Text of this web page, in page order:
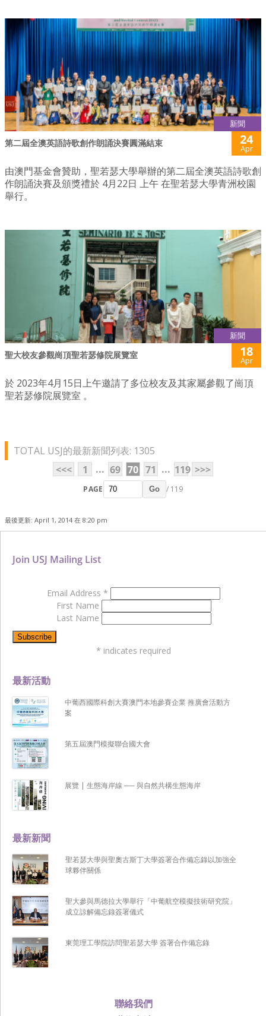
新聞
第二屆全澳英語詩歌創作朗誦決賽圓滿結束 24
Apr
由澳門基金會贊助，聖若瑟大學舉辦的第二屆全澳英語詩歌創
作朗誦決賽及頒獎禮於 4月22日 上午 在聖若瑟大學青洲校園
舉行。
新聞
聖大校友參觀崗頂聖若瑟修院展覽室 18
Apr
於 2023年4月15日上午邀請了多位校友及其家屬參觀了崗頂
聖若瑟修院展覽室 。
TOTAL USJ的最新新聞列表: 1305
<<<
1 ... 69 70 71 ... 119 >>>
PAGE Go / 119
最後更新: April 1, 2014 在 8:20 pm
聯絡我們
最新新聞
聖若瑟大學與聖奧古斯丁大學簽署合作備忘錄以加強全
球夥伴關係
聖大參與馬德拉大學舉行「中葡航空模擬技術研究院」
成立諒解備忘錄簽署儀式
東莞理工學院訪問聖若瑟大學 簽署合作備忘錄
最新活動
中葡西國際科創大賽澳門本地參賽企業 推廣會活動方
案
第五屆澳門模擬聯合國大會
展覽 | 生態海岸線 ── 與自然共構生態海岸
Join USJ Mailing List
Email Address *
First Name
Last Name
* indicates required